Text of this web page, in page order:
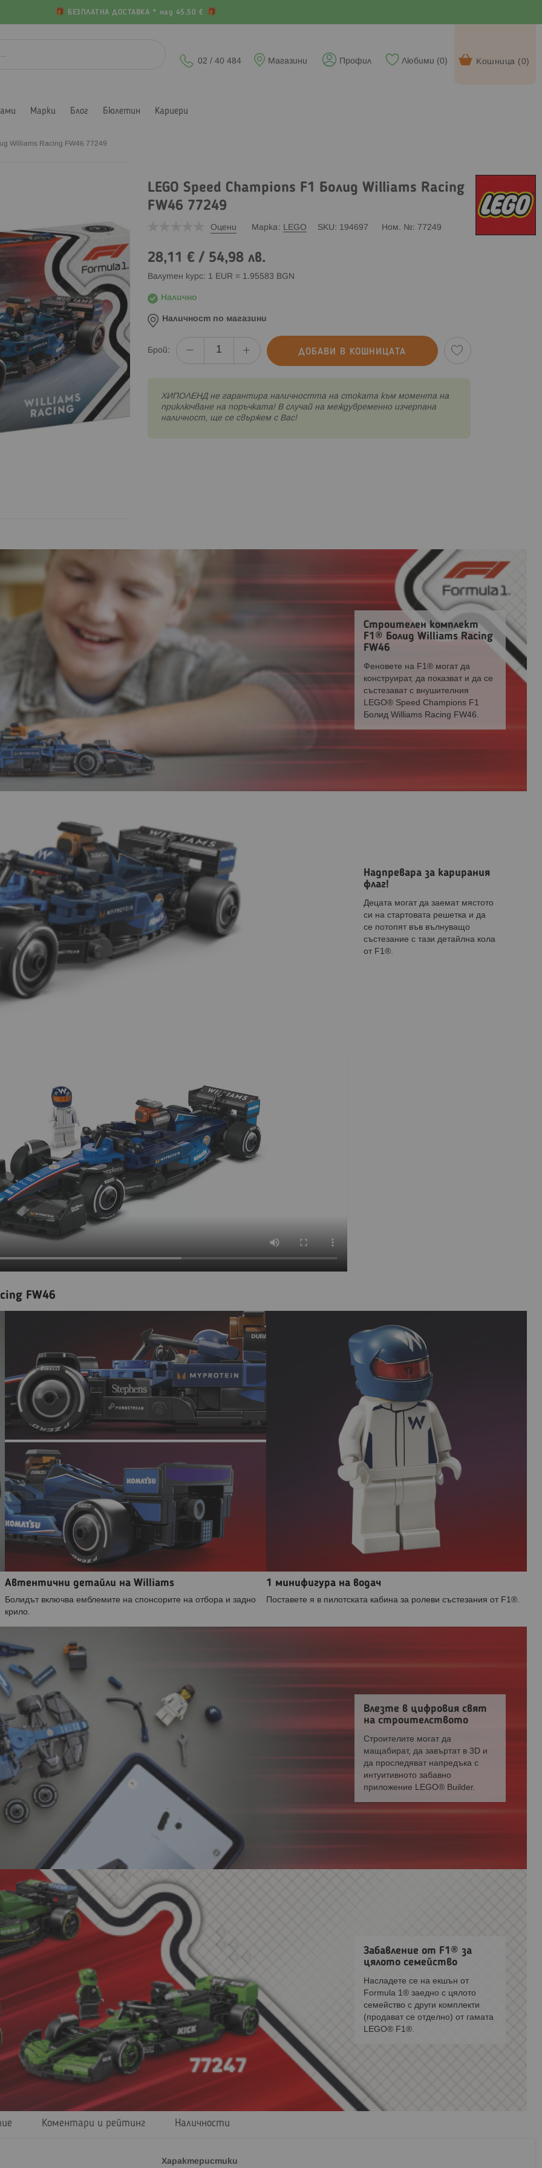
БЕЗПЛАТНА ДОСТАВКА * над 45.50 €
Кошница (0)
Любими (0)
Профил
Магазини
02 / 40 484
Марки Блог Бюлетин Кариери
Williams Racing FW46 77249
LEGO Speed Champions F1 Болид Williams Racing
FW46 77249
Оцени Марка LEGO SKU 194697 Ном. № 77249
28,11 €/ 54,98 лв.
Валутен курс: 1 EUR = 1.95583 BGN
Налично
Наличност по магазини
Брой: ДОБАВИ В КОШНИЦАТА
XИПОЛЕНД не гарантира наличността на стоката към момента на
приключване на поръчката! В случай на междувременно изчерпана
наличност, ще се свържем с Вас!
Строителен комплект
F1® Болид Williams Racing
FW46
Феновете на F1® могат да
конструират, да показват и да се
състезават с внушителния
LEGO® Speed Champions F1
Болид Williams Racing FW46.
Надпревара за карирания
флаг!
Децата могат да заемат мястото
си на стартовата решетка и да
се потопят във вълнуващо
състезание с тази детайлна кола
от F1®.
FW46
Автентични детайли на Williams
Болидът включва емблемите на спонсорите на отбора и задно
крило.
1 минифигура на водач
Поставете я в пилотската кабина за ролеви състезания от F1®.
Влезте в цифровия свят
на строителството
Строителите могат да
мащабират, да завъртат в 3D и
да проследяват напредъка с
интуитивното забавно
приложение LEGO® Builder.
Забавление от F1® за
цялото семейство
Насладете се на екшън от
Formula 1® заедно с цялото
семейство с други комплекти
(продават се отделно) от гамата
LEGO® F1®.
Характеристики
Коментари и рейтинг Наличности